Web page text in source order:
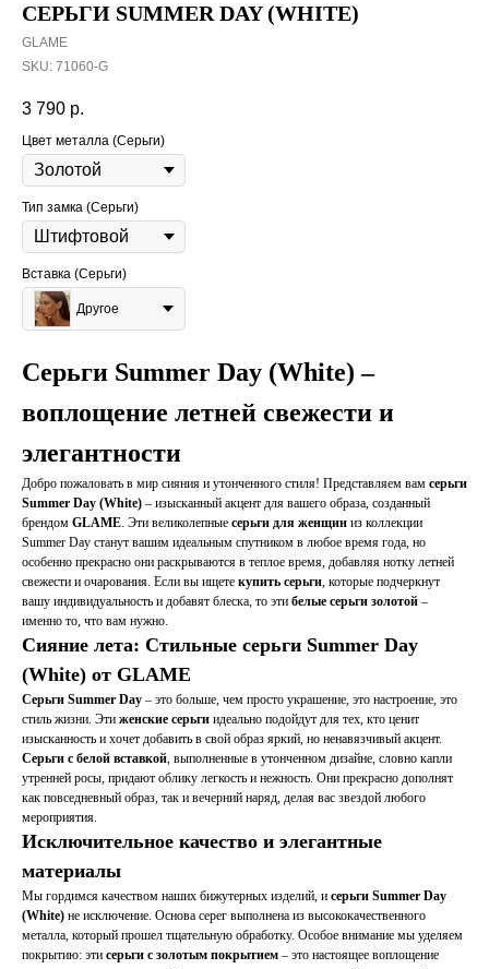
СЕРЬГИ SUMMER DAY (WHITE)
GLAME
SKU: 71060-G
3 790 р.
Цвет металла (Серьги)
Тип замка (Серьги)
Вставка (Серьги)
Другое
Серьги Summer Day (White) –
воплощение летней свежести и
элегантности
Добро пожаловать в мир сияния и утонченного стиля! Представляем вам серьги
Summer Day (White) – изысканный акцент для вашего образа, созданный
брендом GLAME. Эти великолепные серьги для женщин из коллекции
Summer Day станут вашим идеальным спутником в любое время года, но
особенно прекрасно они раскрываются в теплое время, добавляя нотку летней
свежести и очарования. Если вы ищете купить серьги, которые подчеркнут
вашу индивидуальность и добавят блеска, то эти белые серьги золотой –
именно то, что вам нужно.
Сияние лета: Стильные серьги Summer Day
(White) от GLAME
Серьги Summer Day – это больше, чем просто украшение, это настроение, это
стиль жизни. Эти женские серьги идеально подойдут для тех, кто ценит
изысканность и хочет добавить в свой образ яркий, но ненавязчивый акцент.
Серьги с белой вставкой, выполненные в утонченном дизайне, словно капли
утренней росы, придают облику легкость и нежность. Они прекрасно дополнят
как повседневный образ, так и вечерний наряд, делая вас звездой любого
мероприятия.
Исключительное качество и элегантные
материалы
Мы гордимся качеством наших бижутерных изделий, и серьги Summer Day
(White) не исключение. Основа серег выполнена из высококачественного
металла, который прошел тщательную обработку. Особое внимание мы уделяем
покрытию: эти серьги с золотым покрытием – это настоящее воплощение